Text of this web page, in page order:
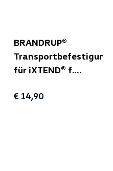
BRANDRUP®
Transportbefestigung
für iXTEND® f.
Multivan/California
€ 14,90